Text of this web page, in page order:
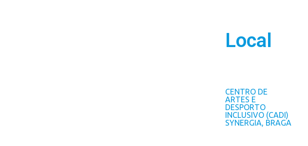
Local
CENTRO DE
ARTES E
DESPORTO
INCLUSIVO (CADI)
SYNERGIA, BRAGA